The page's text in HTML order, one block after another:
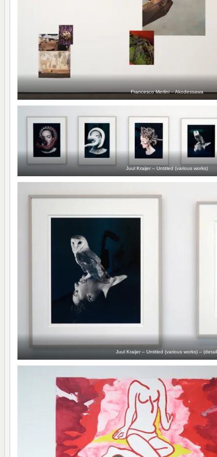
Francesco Merlini – Akodessawa
Juul Kraijer – Untitled (various works)
Juul Kraijer – Untitled (various works) –